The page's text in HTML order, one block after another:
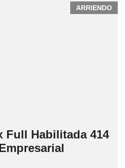
ARRIENDO
Full Habilitada 414